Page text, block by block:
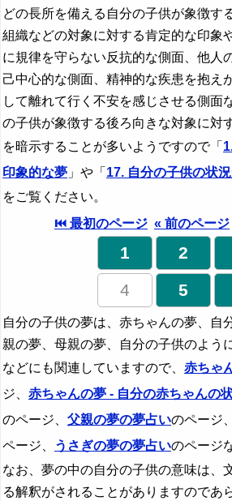
どの長所を備える自分の子供が象徴す
組織などの対象に対する肯定的な印象
に規律を守らない反抗的な側面、他人
己中心的な側面、精神的な疾患を抱え
して離れて行く不安を感じさせる側面
の子供が象徴する後ろ向きな対象に対
を暗示することが多いようですので「
印象的な夢 」や「 17. 自分の子供の状
をご覧ください。
⏮ 最初のページ « 前のページ
1 2
4
5
自分の子供の夢は、赤ちゃんの夢、自
親の夢、母親の夢、自分の子供のよう
などにも関連していますので、 赤ちゃ
ジ、 赤ちゃんの夢 - 自分の赤ちゃんの
のページ、 父親の夢の夢占いのページ、
ページ、
うさぎの夢の夢占いのページ
なお、夢の中の自分の子供の意味は、
る解釈がされることがありますのであ